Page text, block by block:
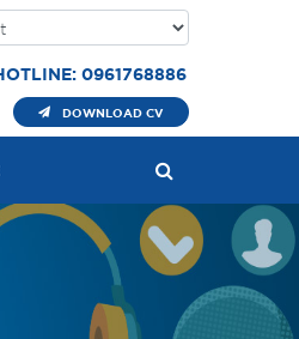
0961768886
DOWNLOAD CV